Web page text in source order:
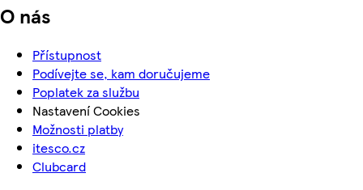
O nás
Přístupnost
Podívejte se, kam doručujeme
Poplatek za službu
Nastavení Cookies
Možnosti platby
itesco.cz
Clubcard